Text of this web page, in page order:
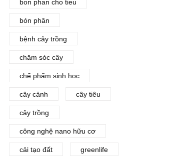
bon phan cho tieu
bón phân
bệnh cây trồng
chăm sóc cây
chế phẩm sinh học
cây cảnh cây tiêu
cây trồng
công nghệ nano hữu cơ
cải tạo đất greenlife